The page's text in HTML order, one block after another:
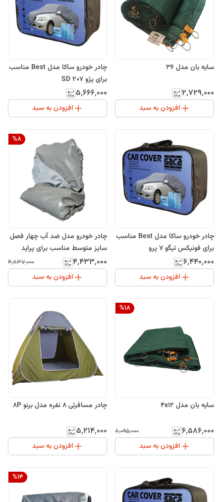
سایه بان مدل 36
۲٬۷۲۹٬۰۰۰
افزودن به سبد
چادر خودرو ساکا مدل Best مناسب
برای پژو 207 SD
۵٬۶۶۶٬۰۰۰
افزودن به سبد
چادر خودرو ساکا مدل Best مناسب
برای فونیکس تیگو 7 پرو
۶٬۴۴۰٬۰۰۰
افزودن به سبد
%8
چادر خودرو مدل ضد آب چهار فصل
سایز متوسط مناسب برای پراید
۴٬۴۳۳٬۰۰۰ ۴٬۸۳۷٬۰۰۰
افزودن به سبد
%18
سایه بان مدل 4x12
۶٬۵۸۶٬۰۰۰ ۸٬۰۹۵٬۰۰۰
افزودن به سبد
چادر مسافرتی 8 نفره مدل برنو 8P
۵٬۲۱۴٬۰۰۰
افزودن به سبد
%14